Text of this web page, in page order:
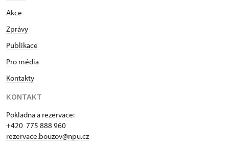
Akce
Zprávy
Publikace
Pro média
Kontakty
KONTAKT
Pokladna a rezervace:
+420 775 888 960
rezervace.bouzov@npu.cz